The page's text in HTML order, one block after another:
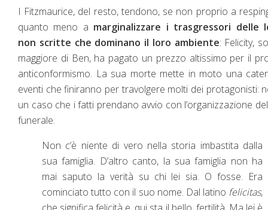
I Fitzmaurice, del resto, tendono, se non proprio a
quanto meno a marginalizzare i trasgressori delle
non scritte che dominano il loro ambiente: Felicity,
maggiore di Ben, ha pagato un prezzo altissimo per il
anticonformismo. La sua morte mette in moto una
eventi che finiranno per travolgere molti dei protagonisti:
un caso che i fatti prendano avvio con l’organizzazione
funerale.
Non c’è niente di vero nella storia imbastita dalla
sua famiglia. D’altro canto, la sua famiglia non ha
mai saputo la verità su chi lei sia. O fosse. Era
cominciato tutto con il suo nome. Dal latino felicitas,